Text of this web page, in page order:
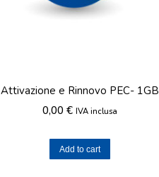
Attivazione e Rinnovo PEC- 1GB
0,00 € IVA inclusa
Add to cart